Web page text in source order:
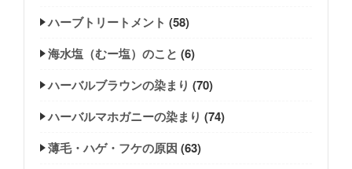
ハーブトリートメント (58)
海水塩（むー塩）のこと (6)
ハーバルブラウンの染まり (70)
ハーバルマホガニーの染まり (74)
薄毛・ハゲ・フケの原因 (63)